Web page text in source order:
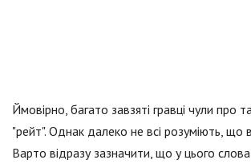
Ймовірно, багато завзяті гравці чули про
"рейт". Однак далеко не всі розуміють, що
Варто відразу зазначити, що у цього слова